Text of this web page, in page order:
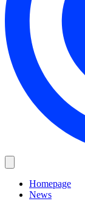
Homepage
News